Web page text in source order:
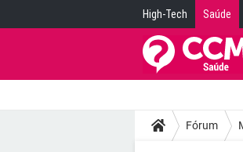
High-Tech Saúde
Fórum